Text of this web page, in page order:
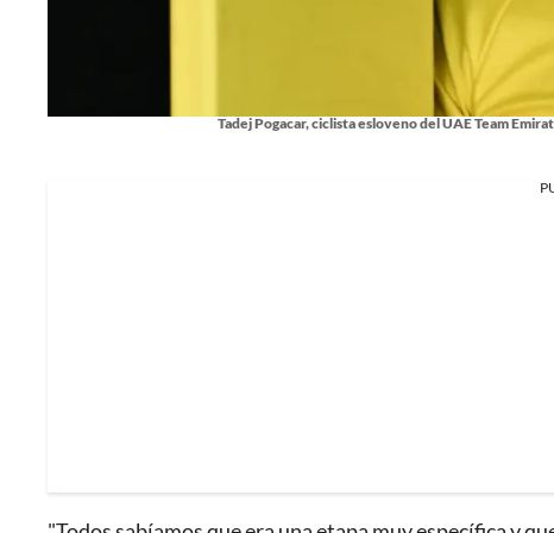
Tadej Pogacar, ciclista esloveno del UAE Team